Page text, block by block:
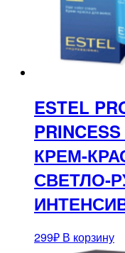
ESTEL
КРЕМ-
СВЕТЛО-
299₽ В корзину